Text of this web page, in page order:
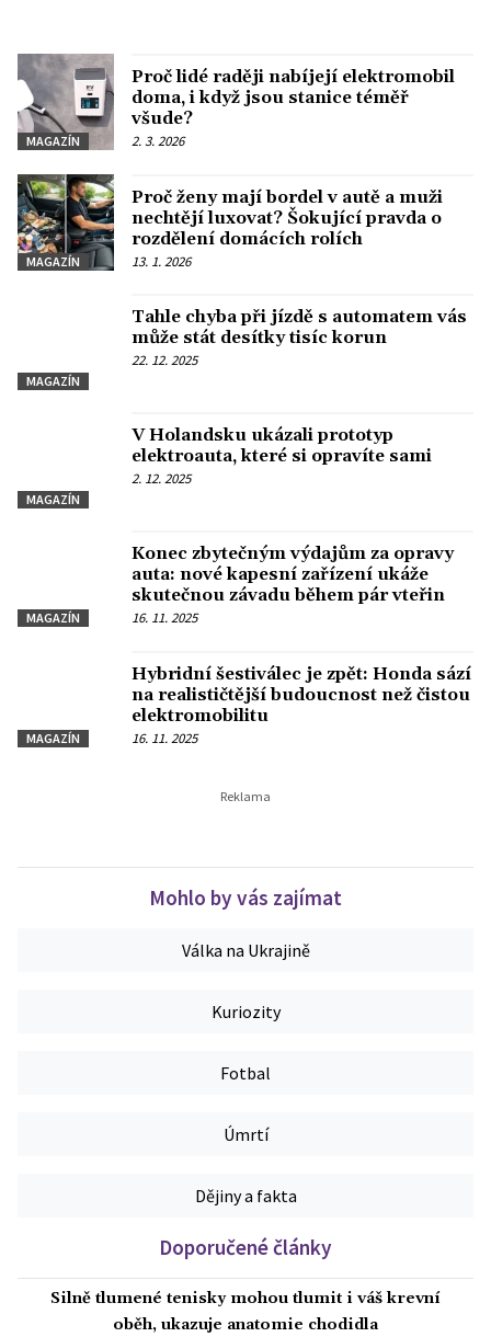
MAGAZÍN
Proč lidé raději nabíjejí elektromobil
doma, i když jsou stanice téměř
všude?
2. 3. 2026
MAGAZÍN
Proč ženy mají bordel v autě a muži
nechtějí luxovat? Šokující pravda o
rozdělení domácích rolích
13. 1. 2026
MAGAZÍN
Tahle chyba při jízdě s automatem vás
může stát desítky tisíc korun
22. 12. 2025
MAGAZÍN
V Holandsku ukázali prototyp
elektroauta, které si opravíte sami
2. 12. 2025
MAGAZÍN
Konec zbytečným výdajům za opravy
auta: nové kapesní zařízení ukáže
skutečnou závadu během pár vteřin
16. 11. 2025
MAGAZÍN
Hybridní šestiválec je zpět: Honda sází
na realističtější budoucnost než čistou
elektromobilitu
16. 11. 2025
Mohlo by vás zajímat
Válka na Ukrajině
Kuriozity
Fotbal
Úmrtí
Dějiny a fakta
Doporučené články
Silně tlumené tenisky mohou tlumit i váš krevní
oběh, ukazuje anatomie chodidla